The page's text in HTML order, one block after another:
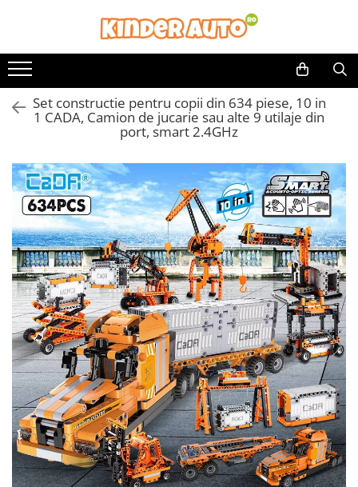
Set constructie pentru copii din 634 piese, 10 in
1 CADA, Camion de jucarie sau alte 9 utilaje din
port, smart 2.4GHz